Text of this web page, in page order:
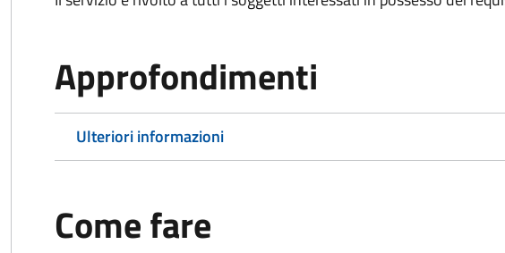
Approfondimenti
Ulteriori informazioni
Come fare